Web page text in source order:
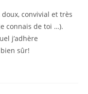
doux, convivial et très
connais de toi …).
j’adhère
sûr!